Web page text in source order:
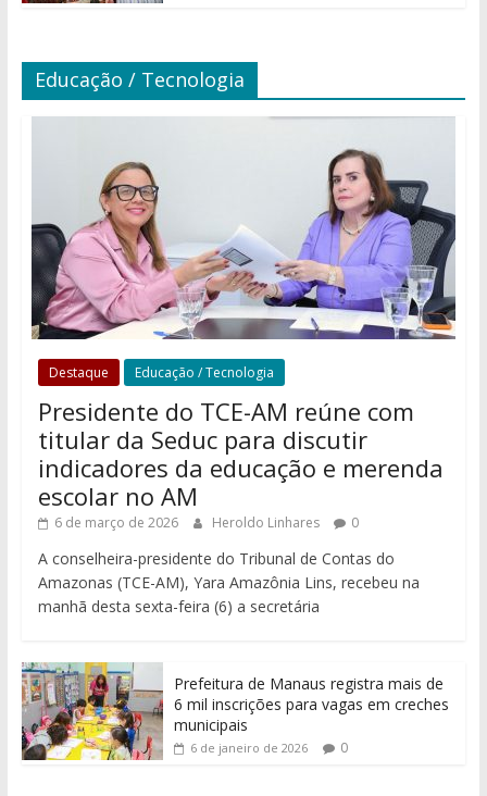
Educação / Tecnologia
Destaque Educação / Tecnologia
Presidente do TCE-AM reúne com
titular da Seduc para discutir
indicadores da educação e merenda
escolar no AM
6 de março de 2026 Heroldo Linhares 0
A conselheira-presidente do Tribunal de Contas do
Amazonas (TCE-AM), Yara Amazônia Lins, recebeu na
manhã desta sexta-feira (6) a secretária
Prefeitura de Manaus registra mais de
6 mil inscrições para vagas em creches
municipais
6 de janeiro de 2026 0